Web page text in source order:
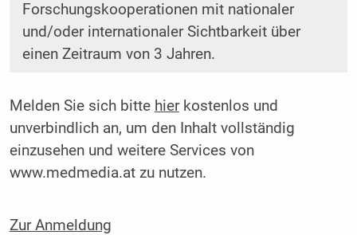
Forschungskooperationen mit nationaler
und/oder internationaler Sichtbarkeit über
einen Zeitraum von 3 Jahren.
Melden Sie sich bitte hierkostenlos und
unverbindlich an, um den Inhalt vollständig
einzusehen und weitere Services von
www.medmedia.at zu nutzen.
Zur Anmeldung